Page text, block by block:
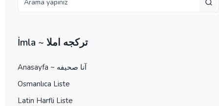
İmla ~ تركجه املا
Anasayfa ~ آنا صحيفه
Osmanlıca Liste
Latin Harfli Liste